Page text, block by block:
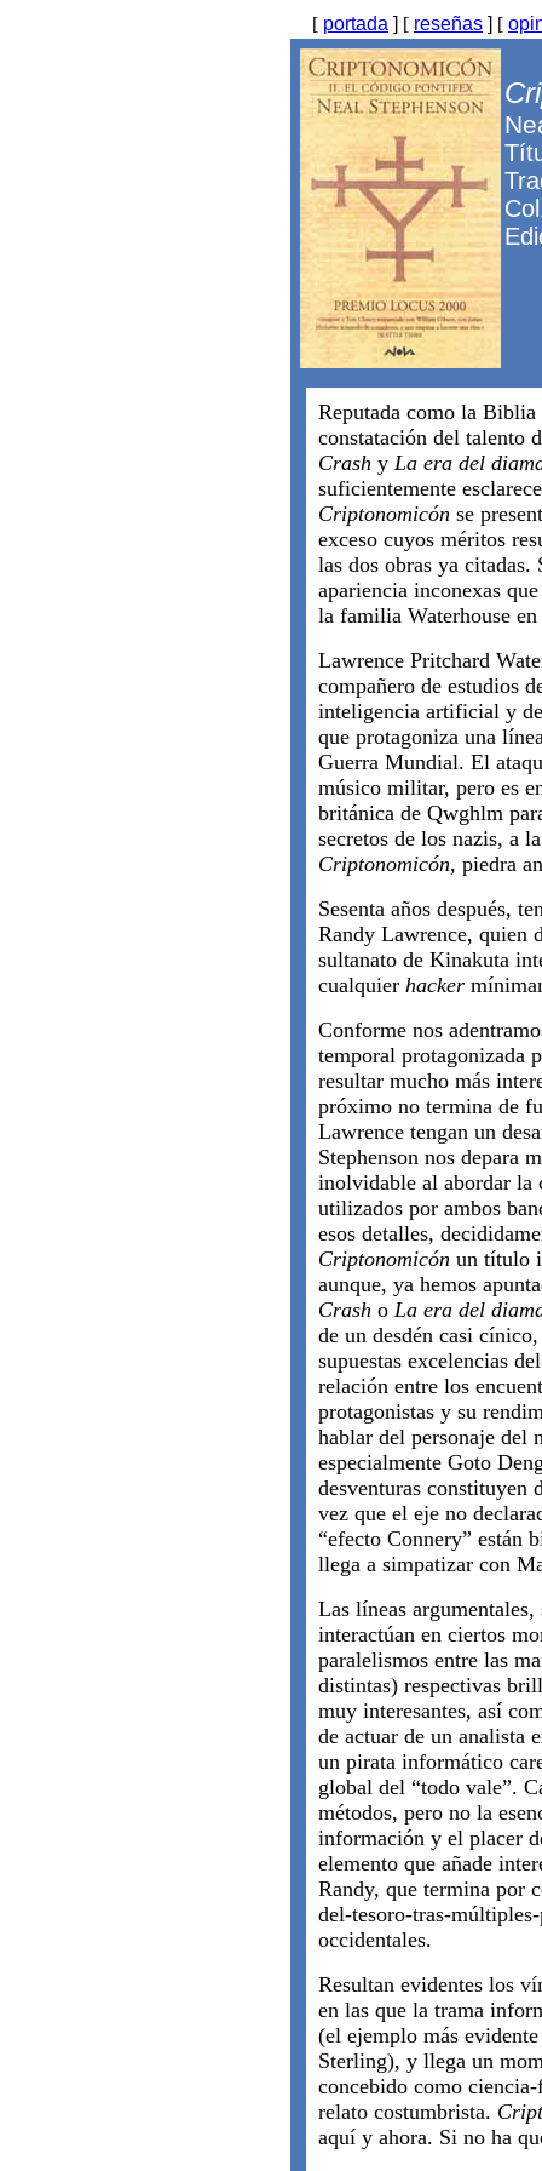
[ portada ] [ reseñas ] [
Reputada como la
constatación del talento
Crash y La era del
suficientemente
Criptonomicón se
exceso cuyos méritos
las dos obras ya citadas.
apariencia inconexas
la familia Waterhouse
Lawrence Pritchard
compañero de estudios
inteligencia artificial y
que protagoniza una
Guerra Mundial. El
músico militar, pero es
británica de Qwghlm
secretos de los nazis, a
Criptonomicón, piedra
Sesenta años después,
Randy Lawrence, quien
sultanato de Kinakuta
cualquier hacker
Conforme nos
temporal protagonizada
resultar mucho más
próximo no termina de
Lawrence tengan un
Stephenson nos depara
inolvidable al abordar la
utilizados por ambos
esos detalles,
Criptonomicón un título
aunque, ya hemos
Crash o La era del
de un desdén casi
supuestas excelencias
relación entre los
protagonistas y su
hablar del personaje del
especialmente Goto
desventuras constituyen
vez que el eje no
“efecto Connery” están
llega a simpatizar con
Las líneas
interactúan en ciertos
paralelismos entre las
distintas) respectivas
muy interesantes, así
de actuar de un analista
un pirata informático
global del “todo vale”.
métodos, pero no la
información y el placer
elemento que añade
Randy, que termina por
del-tesoro-tras-
occidentales.
Resultan evidentes los
en las que la trama
(el ejemplo más
Sterling), y llega un
concebido como
relato costumbrista.
aquí y ahora. Si no ha